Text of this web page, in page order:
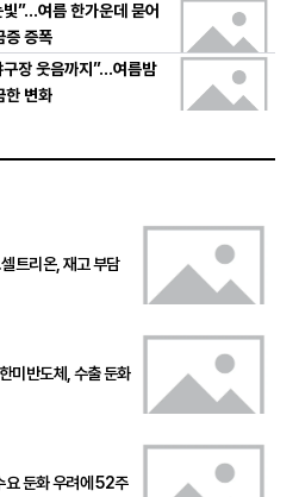
”…여름 한가운데 묻어
증 증폭
장 웃음까지”…여름밤
한 변화
트리온, 재고 부담
미반도체, 수출 둔화
둔화 우려에 52주